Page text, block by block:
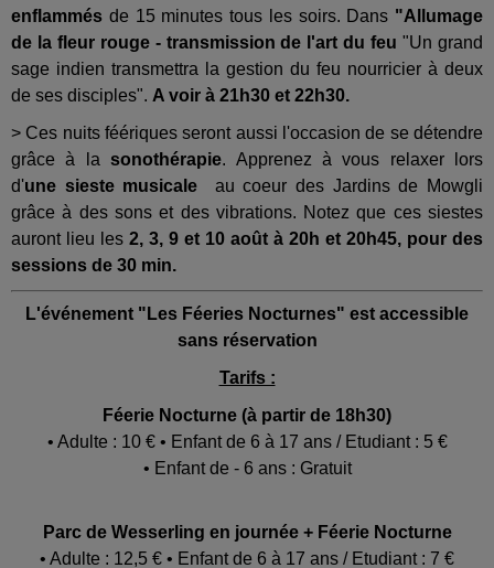
enflammés de 15 minutes tous les soirs. Dans "Allumage
de la fleur rouge - transmission de l'art du feu "Un grand
sage indien transmettra la gestion du feu nourricier à deux
de ses disciples". A voir à 21h30 et 22h30.
> Ces nuits féériques seront aussi l'occasion de se détendre
grâce à lasonothérapie. Apprenez à vous relaxer lors
d'une sieste musicale au coeur des Jardins de Mowgli
grâce à des sons et des vibrations. Notez que ces siestes
auront lieu les 2, 3, 9 et 10 août à 20h et 20h45, pour des
sessions de 30 min.
L'événement "Les Féeries Nocturnes" est accessible
sans réservation
Tarifs :
Féerie Nocturne (à partir de 18h30)
• Adulte : 10 € • Enfant de 6 à 17 ans / Etudiant : 5 €
• Enfant de - 6 ans : Gratuit
Parc de Wesserling en journée + Féerie Nocturne
• Adulte : 12,5 € • Enfant de 6 à 17 ans / Etudiant : 7 €